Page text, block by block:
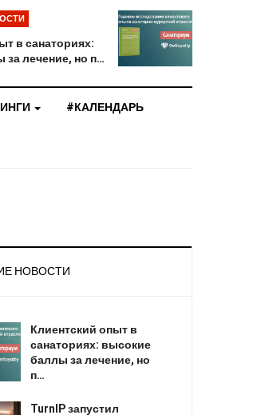
в санаториях:
лечение, но п…
#КАЛЕНДАРЬ
НОВОСТИ
Клиентский опыт в
санаториях: высокие
баллы за лечение, но
п…
TurnIP запустил